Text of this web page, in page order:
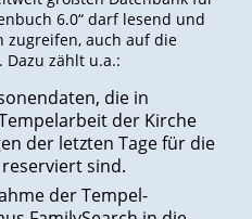
6.0“ darf lesend und
zugreifen, auch auf die
zählt u.a.:
die in
der Kirche
der letzten Tage für die
sind.
der Tempel-